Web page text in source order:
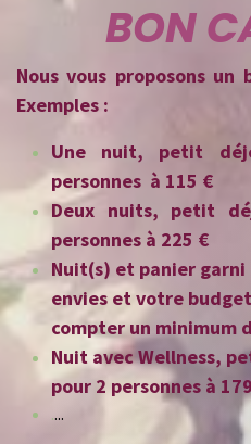
BON
Nous vous proposons
Exemples :
Une nuit, petit
personnes à
Deux nuits, petit
personnes à 225
Nuit(s) et panier garni
envies et votre
compter un minimum
Nuit avec Wellness,
pour 2 personnes à
....